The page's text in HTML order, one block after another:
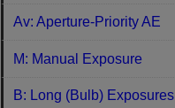
Av: Aperture-Priority AE
M: Manual Exposure
B: Long (Bulb) Exposures